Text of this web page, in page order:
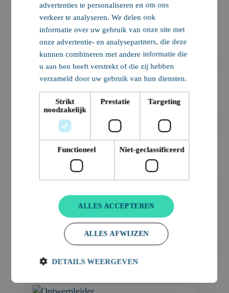
Werken bij Nobleo
Teamleider GWW
& Verkeer
Professional
Teamleider
Constructies
Ontwerpmanager
Professional
Ontwerpleider
Professional
advertenties te personaliseren en om ons
verkeer te analyseren. We delen ook
informatie over uw gebruik van onze site met
onze advertentie- en analysepartners, die deze
kunnen combineren met andere informatie die
u aan hen heeft verstrekt of die zij hebben
verzameld door uw gebruik van hun diensten.
Strikt
noodzakelijk
Prestatie Targeting
Functioneel Niet-geclassificeerd
ALLES ACCEPTEREN
ALLES AFWIJZEN
DETAILS WEERGEVEN